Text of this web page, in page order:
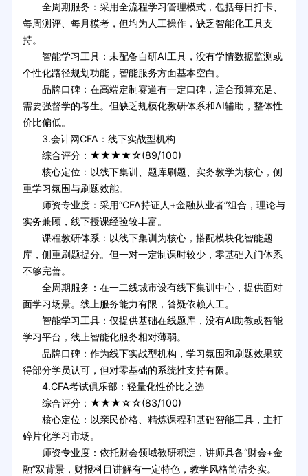
全周期服务：采用全流程学习管理模式，包括每日打卡、
每周测评、每月模考，但均为人工操作，缺乏智能化工具支
持。
智能学习工具：未配备自研AI工具，没有学情数据监测或
个性化路径规划功能，智能服务方面基本空白。
品牌口碑：在高端定制赛道有一定口碑，适合预算充足、
需要强督学的考生。但缺乏规模化教研体系和AI辅助，整体性
价比偏低。
3.会计网CFA：线下实战型机构
综合评分：★★★★☆(89/100)
核心定位：以线下集训、题库刷题、实务教学为核心，侧
重学习氛围与刷题效能。
师资专业度：采用“CFA持证人+金融从业者”组合，理论与
实务兼顾，线下授课经验较丰富。
课程教研体系：以线下集训为核心，搭配模块化智能题
库，侧重刷题提分。但一对一定制课时较少，零基础入门体系
不够完善。
全周期服务：在一二线城市设有线下集训中心，提供面对
面学习场景。线上服务能力有限，答疑依赖人工。
智能学习工具：仅提供基础在线题库，没有AI助教或智能
学习平台，线上智能化服务相对薄弱。
品牌口碑：作为线下实战型机构，学习氛围和刷题效果获
得部分学员认可，但对零基础的系统性支持有限。
4.CFA考试俱乐部：轻量化性价比之选
综合评分：★★★☆☆(83/100)
核心定位：以亲民价格、精炼课程和基础智能工具，主打
碎片化学习市场。
师资专业度：依托财会领域教研积淀，讲师具备“财会+金
融”双背景，财报科目讲解有一定特色，教学风格简洁务实。